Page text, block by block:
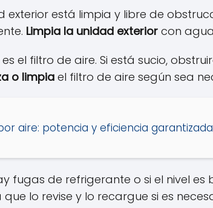
exterior está limpia y libre de
Limpia la unidad exterior con
el filtro de aire. Si está sucio,
o limpia el filtro de aire según sea
aire: potencia y eficiencia
fugas de refrigerante o si el nivel es
lo revise y lo recargue si es